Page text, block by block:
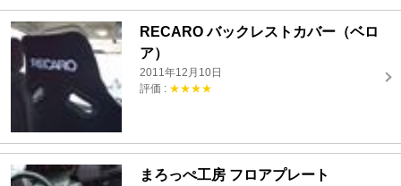
RECARO バックレストカバー（ベロ
ア）
2011年12月10日
評価 : ★★★★
まろっぺ工房 フロアプレート